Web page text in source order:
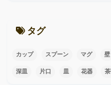
タグ
カップ スプーン マグ 壁
深皿 片口 皿 花器